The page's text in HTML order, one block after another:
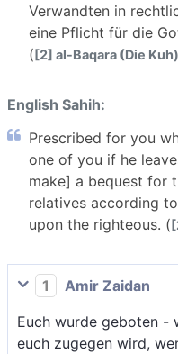
Verwandten in
eine Pflicht für die
([2] al-Baqara (Die
English Sahih:
Prescribed for you
one of you if he
make] a bequest for
relatives according
upon the righteous. (
1
Amir Zaidan
Euch wurde geboten -
euch zugegen wird,